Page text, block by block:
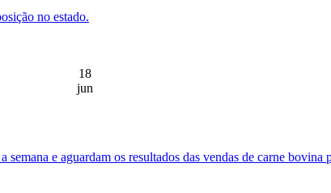
no estado.
18
jun
e aguardam os resultados das vendas de carne bovina